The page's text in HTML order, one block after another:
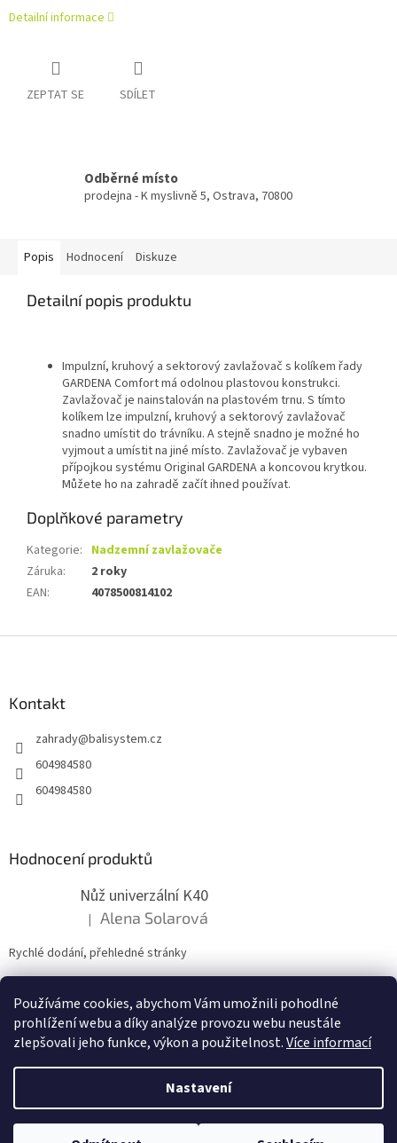
Používáme cookies, abychom Vám umožnili pohodlné
prohlížení webu a díky analýze provozu webu neustále
zlepšovali jeho funkce, výkon a použitelnost.Více informací
Nastavení
Detailní informace
ZEPTAT SE SDÍLET
Odběrné místo
prodejna - K myslivně 5, Ostrava, 70800
Popis Hodnocení Diskuze
Detailní popis produktu
Impulzní, kruhový a sektorový zavlažovač s kolíkem řady
GARDENA Comfort má odolnou plastovou konstrukci.
Zavlažovač je nainstalován na plastovém trnu. S tímto
kolíkem lze impulzní, kruhový a sektorový zavlažovač
snadno umístit do trávníku. A stejně snadno je možné ho
vyjmout a umístit na jiné místo. Zavlažovač je vybaven
přípojkou systému Original GARDENA a koncovou krytkou.
Můžete ho na zahradě začít ihned používat.
Doplňkové parametry
Kategorie: Nadzemní zavlažovače
Záruka:
2 roky
EAN: 4078500814102
Kontakt
zahrady@balisystem.cz
604984580
604984580
Hodnocení produktů
Nůž univerzální K40
Hodnocení produktu je 5 z 5 hvězdiček.
| Alena Solarová
Rychlé dodání, přehledné stránky
ZDE NÁM MŮŽETE VLOŽIT HODNOCENÍ
Vytvořil Shoptet